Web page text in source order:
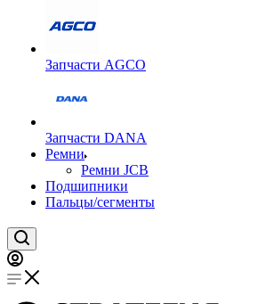
Запчасти AGCO
Запчасти DANA
Ремни
Ремни JCB
Подшипники
Пальцы/сегменты